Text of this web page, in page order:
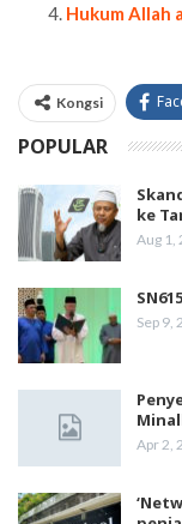
Hukum Allah
Kongsi
POPULAR
ke
Aug 1,
Sep 9,
Apr 2,